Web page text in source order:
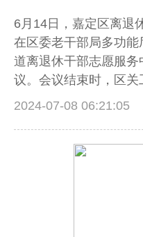
6月14日，嘉定区离退
在区委老干部局多功
道离退休干部志愿服
议。会议结束时，区关
2024-07-08 06:21:05